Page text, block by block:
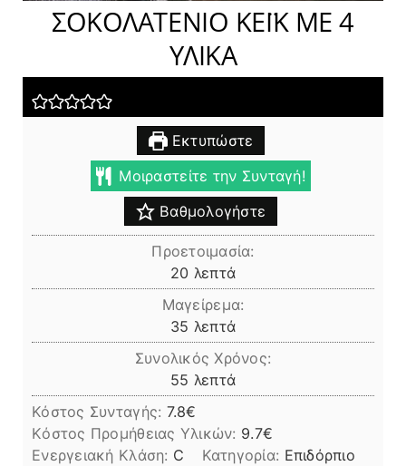
ΣΟΚΟΛΑΤΕΝΙΟ ΚΕΪΚ ΜΕ 4
ΥΛΙΚΑ
Εκτυπώστε
Μοιραστείτε την Συνταγή!
Βαθμολογήστε
Προετοιμασία:
20 λεπτά
λεπτά
Μαγείρεμα:
35 λεπτά
λεπτά
Συνολικός Χρόνος:
55 λεπτά
λεπτά
Κόστος Συνταγής: 7.8€
Kόστος Προμήθειας Υλικών: 9.7
Ενεργειακή Κλάση: C Κατηγορία: Επιδόρπιο